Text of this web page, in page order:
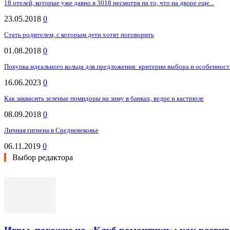
18 отелей, которые уже давно в 3018 несмотря на то, что на дворе еще...
23.05.2018 0
Стать родителем, с которым дети хотят поговорить
01.08.2018 0
Покупка идеального кольца для предложения: критерии выбора и
16.06.2023 0
Как заквасить зеленые помидоры на зиму в банках, ведре и кастрюле
08.09.2018 0
Личная гигиена в Средневековье
06.11.2019 0
Выбор редактора